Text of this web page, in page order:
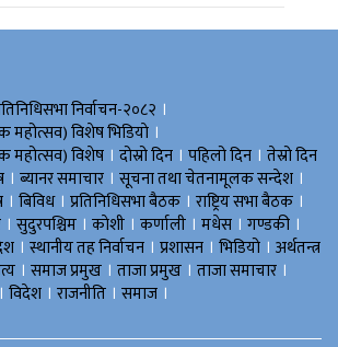
निर्वाचन-२०८२ ।
महोत्सव) विशेष भिडियाे ।
महोत्सव) विशेष । दोस्रो दिन । पहिलो दिन । तेस्रो दिन
। ब्यानर समाचार । सूचना तथा चेतनामूलक सन्देश ।
। बिविध। प्रतिनिधिसभा बैठक । राष्ट्रिय सभा बैठक ।
। सुदुरपश्चिम । काेशी । कर्णाली । मधेस । गण्डकी ।
। स्थानीय तह निर्वाचन । प्रशासन । भिडियो । अर्थतन्त्र
। समाज प्रमुख । ताजा प्रमुख । ताजा समाचार ।
। विदेश । राजनीति । समाज ।